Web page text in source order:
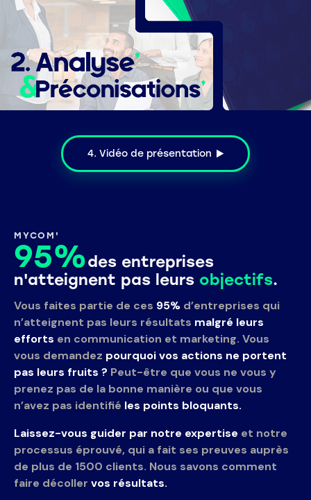
4. Vidéo de présentation
MYCOM'
95%des entreprises
n'atteignent pas leurs objectifs.
Vous faites partie de ces 95% d’entreprises qui
n’atteignent pas leurs résultats malgré leurs
efforts en communication et marketing. Vous
vous demandez pourquoi vos actions ne portent
pas leurs fruits ? Peut-être que vous ne vous y
prenez pas de la bonne manière ou que vous
n’avez pas identifié les points bloquants.
Laissez-vous guider par notre expertise et notre
processus éprouvé, qui a fait ses preuves auprès
de plus de 1500 clients. Nous savons comment
faire décoller vos résultats.